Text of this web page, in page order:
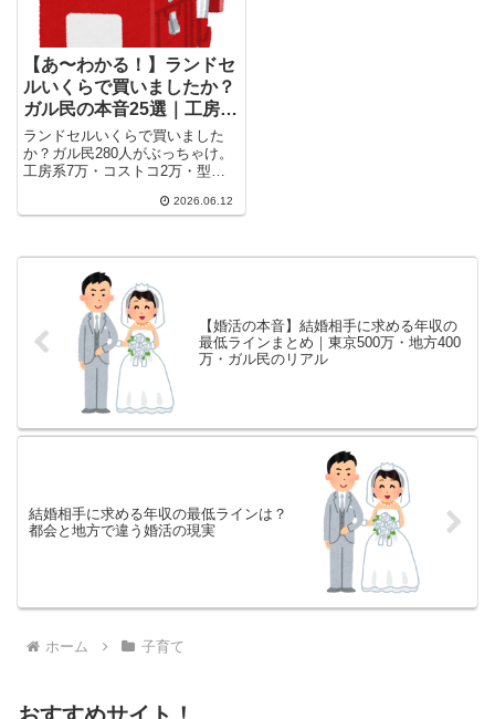
【あ〜わかる！】ランドセ
ルいくらで買いましたか？
ガル民の本音25選｜工房
系・イオン・型落ちのリア
ル
ランドセルいくらで買いました
か？ガル民280人がぶっちゃけ。
工房系7万・コストコ2万・型落
め。重さ重視vs値段重視、6年使
2026.06.12
【婚活の本音】結婚相手に求める年収の
最低ラインまとめ｜東京500万・地方400
万・ガル民のリアル
結婚相手に求める年収の最低ラインは？
都会と地方で違う婚活の現実
ホーム 子育て